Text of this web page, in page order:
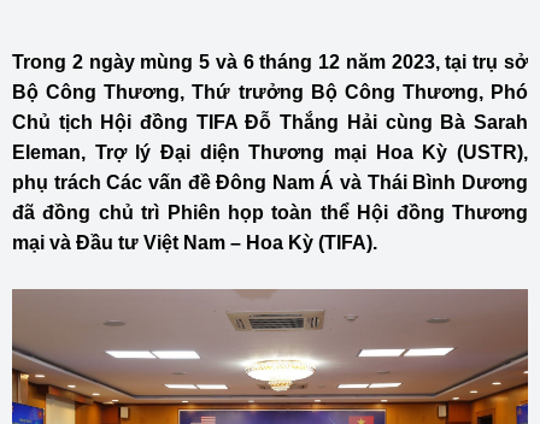
Trong 2 ngày mùng 5 và 6 tháng 12 năm 2023, tại trụ sở
Bộ Công Thương, Thứ trưởng Bộ Công Thương, Phó
Chủ tịch Hội đồng TIFA Đỗ Thắng Hải cùng Bà Sarah
Eleman, Trợ lý Đại diện Thương mại Hoa Kỳ (USTR),
phụ trách Các vấn đề Đông Nam Á và Thái Bình Dương
đã đồng chủ trì Phiên họp toàn thể Hội đồng Thương
mại và Đầu tư Việt Nam – Hoa Kỳ (TIFA).